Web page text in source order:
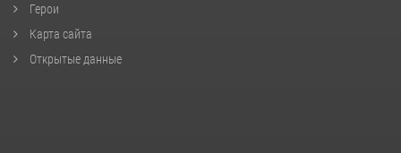
Герои
Карта сайта
Открытые данные